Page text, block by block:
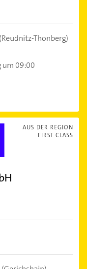
(Reudnitz-Thonberg)
09:00
AUS DER REGION
FIRST CLASS